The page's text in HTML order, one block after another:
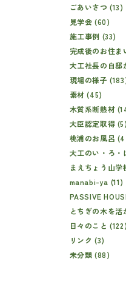
ごあいさつ (13)
見学会 (60)
施工事例 (33)
完成後のお住ま
大工社長の自邸
現場の様子
素材 (45)
木質系断熱材
大臣認定取得 (5)
桃浦のお風呂
大工のい・ろ・
まえちょう山学
manabi-ya (11)
PASSIVE
とちぎの木を
日々のこと (122)
リンク (3)
未分類 (88)